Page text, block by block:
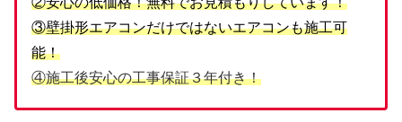
③壁掛形エアコンだけではないエアコンも施工可
能！
④施工後安心の工事保証３年付き！